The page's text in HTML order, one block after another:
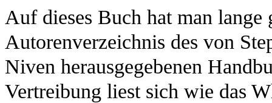
Auf dieses Buch hat man lange
Autorenverzeichnis des von
Niven herausgegebenen
Vertreibung liest sich wie das